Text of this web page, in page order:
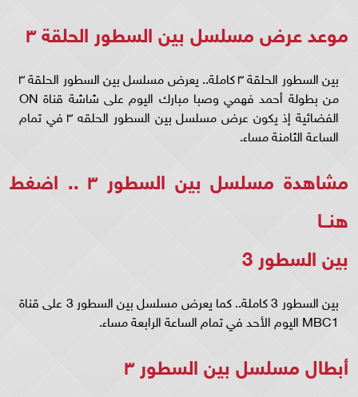
موعد عرض مسلسل بين السطور الحلقة ٣
بين السطور الحلقة ٣ كاملة.. يعرض مسلسل بين السطور الحلقة ٣
من بطولة أحمد فهمي وصبا مبارك اليوم على شاشة قناة ON
الفضائية إذ يكون عرض مسلسل بين السطور الحلقه ٣ في تمام
الساعة الثامنة مساء.
مشاهدة مسلسل بين السطور ٣ ..
اضغط
هنــا
بين السطور 3
بين السطور 3 كاملة.. كما يعرض مسلسل بين السطور 3 على قناة
MBC1 اليوم الأحد في تمام الساعة الرابعة مساء.
أبطال مسلسل بين السطور ٣